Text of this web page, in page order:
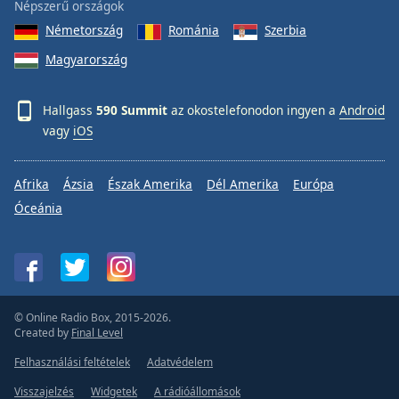
Népszerű országok
Németország
Románia
Szerbia
Magyarország
Hallgass 590 Summit az okostelefonodon ingyen a Android
vagy iOS
Afrika Ázsia Észak Amerika Dél Amerika
Európa
Óceánia
© Online Radio Box, 2015-2026.
Created by Final Level
Felhasználási feltételek
Adatvédelem
Visszajelzés
Widgetek A rádióállomások